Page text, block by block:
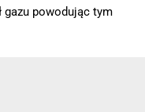
gazu powodując tym